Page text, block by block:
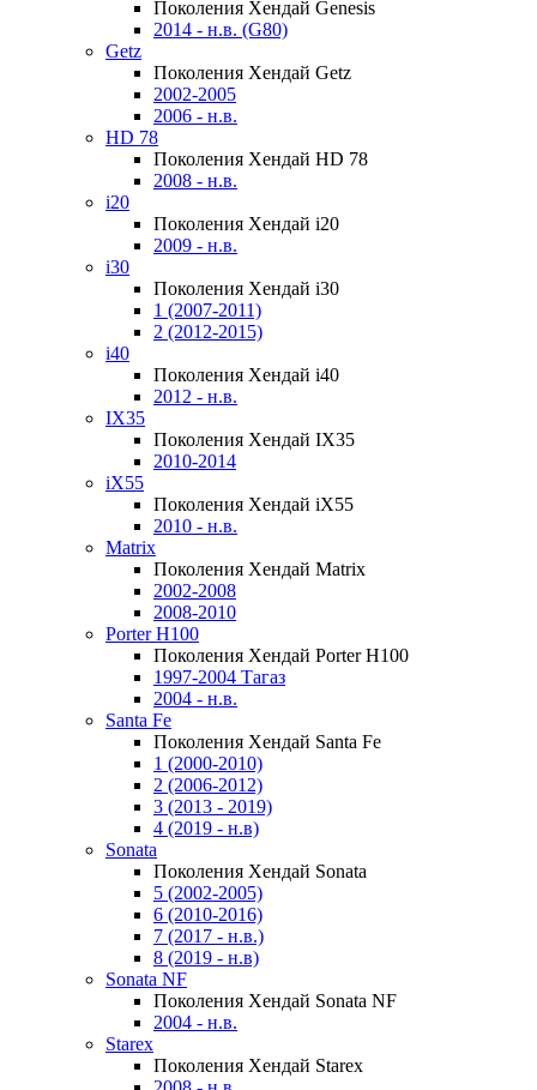
Поколения Хендай Genesis
2014 - н.в. (G80)
Getz
Поколения Хендай Getz
2002-2005
2006 - н.в.
HD 78
Поколения Хендай HD 78
2008 - н.в.
i20
Поколения Хендай i20
2009 - н.в.
i30
Поколения Хендай i30
1 (2007-2011)
2 (2012-2015)
i40
Поколения Хендай i40
2012 - н.в.
IX35
Поколения Хендай IX35
2010-2014
iX55
Поколения Хендай iX55
2010 - н.в.
Matrix
Поколения Хендай Matrix
2002-2008
2008-2010
Porter H100
Поколения Хендай Porter H100
1997-2004 Тагаз
2004 - н.в.
Santa Fe
Поколения Хендай Santa Fe
1 (2000-2010)
2 (2006-2012)
3 (2013 - 2019)
4 (2019 - н.в)
Sonata
Поколения Хендай Sonata
5 (2002-2005)
6 (2010-2016)
7 (2017 - н.в.)
8 (2019 - н.в)
Sonata NF
Поколения Хендай Sonata NF
2004 - н.в.
Starex
Поколения Хендай Starex